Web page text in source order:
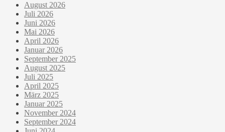
August 2026
Juli 2026
Juni 2026
Mai 2026
April 2026
Januar 2026
September 2025
August 2025
Juli 2025
April 2025
März 2025
Januar 2025
November 2024
September 2024